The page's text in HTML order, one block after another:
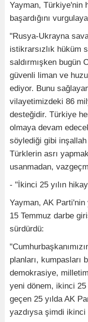
Yayman, Türkiye'nin
başardığını
"Rusya-Ukrayna
istikrarsızlık hüküm
saldırmışken bugün
güvenli liman ve
ediyor. Bunu
vilayetimizdeki 86
desteğidir. Türkiye
olmaya devam
söylediği gibi
Türklerin asrı
usanmadan,
- "İkinci 25 yılın
Yayman, AK Parti'nin
15 Temmuz darbe
sürdürdü:
planları, kumpasları
demokrasiye,
yeni dönem, ikinci 25
geçen 25 yılda AK
yazdıysa şimdi